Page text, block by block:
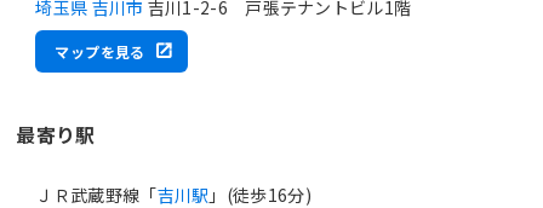
埼玉県 吉川市 吉川1-2-6 戸張テナントビル1階
マップを見る
最寄り駅
ＪＲ武蔵野線「吉川駅 」(徒歩16分)